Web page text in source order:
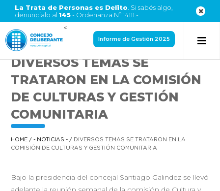
La Trata de Personas es Delito . Si sabés algo,
denuncialo al 145- Ordenanza Nº 14111.-
<
Informe de Gestión 2025
DIVERSOS TEMAS SE
TRATARON EN LA COMISIÓN
DE CULTURAS Y GESTIÓN
COMUNITARIA
HOME /- NOTICIAS - / DIVERSOS TEMAS SE TRATARON EN LA
COMISIÓN DE CULTURAS Y GESTIÓN COMUNITARIA
Bajo la presidencia del concejal Santiago Galindez se llevó